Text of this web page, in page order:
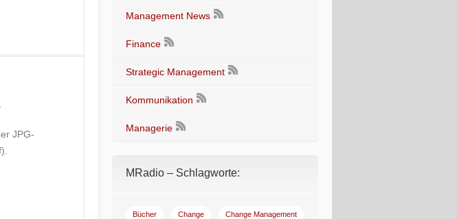
JPG-
Management News
Finance
Strategic Management
Kommunikation
Managerie
MRadio – Schlagworte:
Bücher Change Change Management